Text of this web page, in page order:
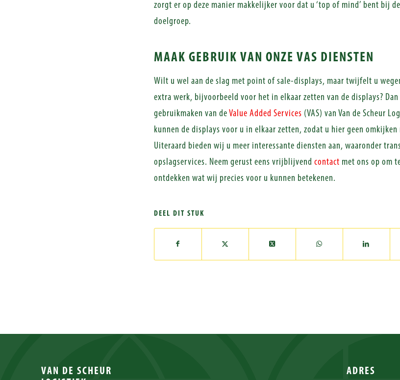
zorgt er op deze manier makkelijker voor dat u ‘top of mind’ bent bij de
doelgroep.
MAAK GEBRUIK VAN ONZE VAS DIENSTEN
Wilt u wel aan de slag met point of sale-displays, maar twijfelt u
extra werk, bijvoorbeeld voor het in elkaar zetten van de displays?
gebruikmaken van de Value Added Services (VAS) van Van de Scheur
kunnen de displays voor u in elkaar zetten, zodat u hier geen omkijken
Uiteraard bieden wij u meer interessante diensten aan, waaronder
opslagservices. Neem gerust eens vrijblijvend contact met ons op om
ontdekken wat wij precies voor u kunnen betekenen.
DEEL DIT STUK
VAN DE SCHEUR
ADRES